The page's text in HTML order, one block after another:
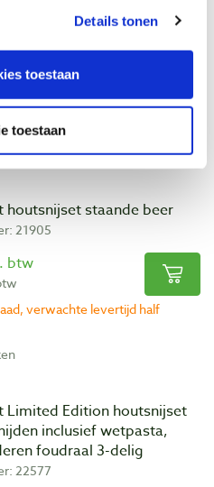
Details tonen
toestaan
toestaan
houtsnijset beer
btw
houtsnijset staande beer
21905
btw
verwachte levertijd half
Limited Edition houtsnijset
inclusief wetpasta,
foudraal 3-delig
22577